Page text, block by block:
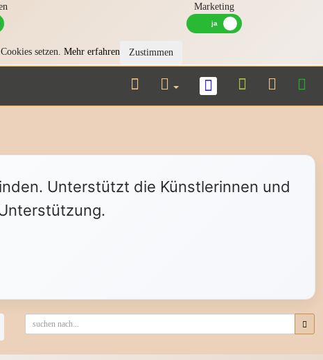
Marketing
setzen. Mehr erfahren Zustimmen
Unterstützt die Künstlerinnen und